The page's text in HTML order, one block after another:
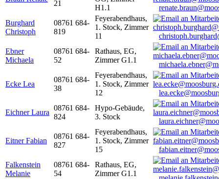
21
H1.1
Burghard
Christoph
08761 684-
819
Feyerabendhaus,
1. Stock, Zimmer
11
Ebner
Michaela
08761 684-
52
Rathaus, EG,
Zimmer G1.1
Ecke Lea
08761 684-
38
Feyerabendhaus,
1. Stock, Zimmer
12
Eichner Laura
08761 684-
824
Hypo-Gebäude,
3. Stock
Eitner Fabian
08761 684-
827
Feyerabendhaus,
1. Stock, Zimmer
15
Falkenstein
Melanie
08761 684-
54
Rathaus, EG,
Zimmer G1.1